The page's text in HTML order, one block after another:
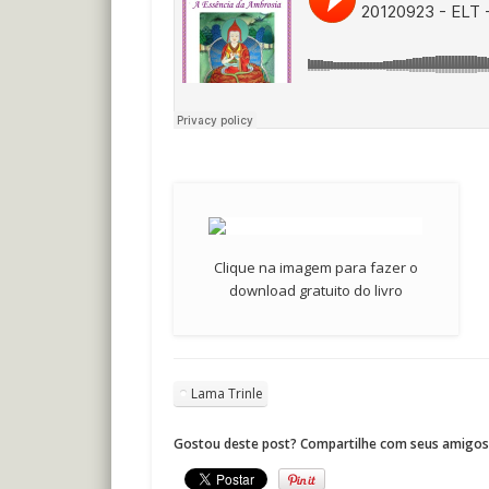
Clique na imagem para fazer o
download gratuito do livro
Lama Trinle
Gostou deste post? Compartilhe com seus